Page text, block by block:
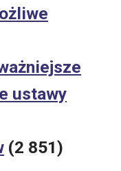
ustawy
(2 851)